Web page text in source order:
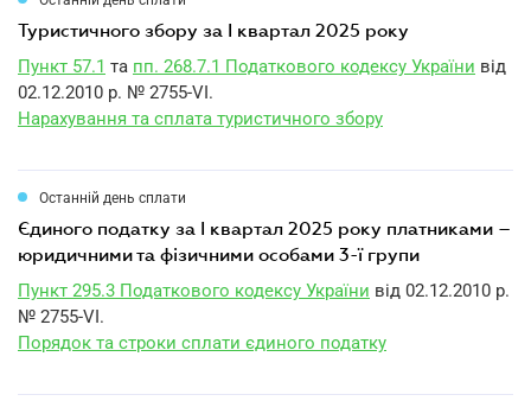
туристичного збору за I квартал 2025 року
Пункт 57.1 та пп. 268.7.1 Податкового кодексу України від
02.12.2010 р. № 2755-VI.
Нарахування та сплата туристичного збору
Останній день сплати
єдиного податку за I квартал 2025 року платниками –
юридичними та фізичними особами 3-ї групи
Пункт 295.3 Податкового кодексу України від 02.12.2010 р.
№ 2755-VI.
Порядок та строки сплати єдиного податку